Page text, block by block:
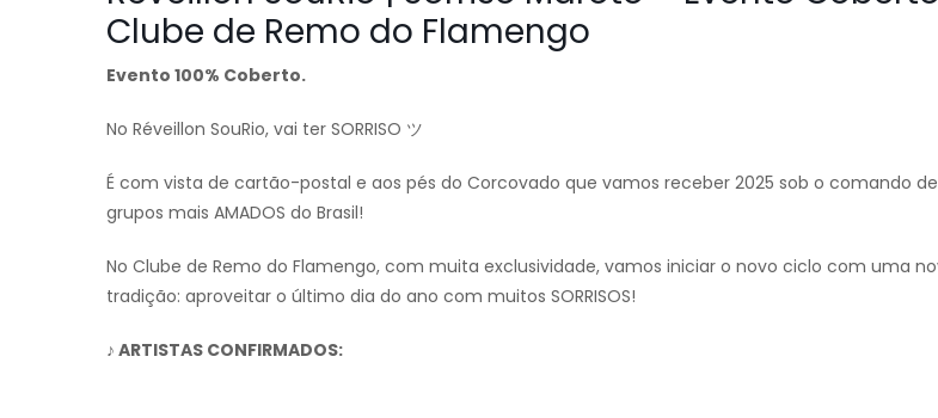
Clube de Remo do Flamengo
Evento 100% Coberto.
No Réveillon SouRio, vai ter SORRISO ツ
É com vista de cartão-postal e aos pés do Corcovado que vamos receber 2025 sob o comando
grupos mais AMADOS do Brasil!
No Clube de Remo do Flamengo, com muita exclusividade, vamos iniciar o novo ciclo com uma
tradição: aproveitar o último dia do ano com muitos SORRISOS!
♪ ARTISTAS CONFIRMADOS: